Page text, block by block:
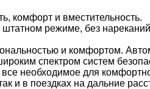
комфорт и вместительность.
режиме, без
и комфортом.
спектром систем
все необходимое для
и в поездках на дальние